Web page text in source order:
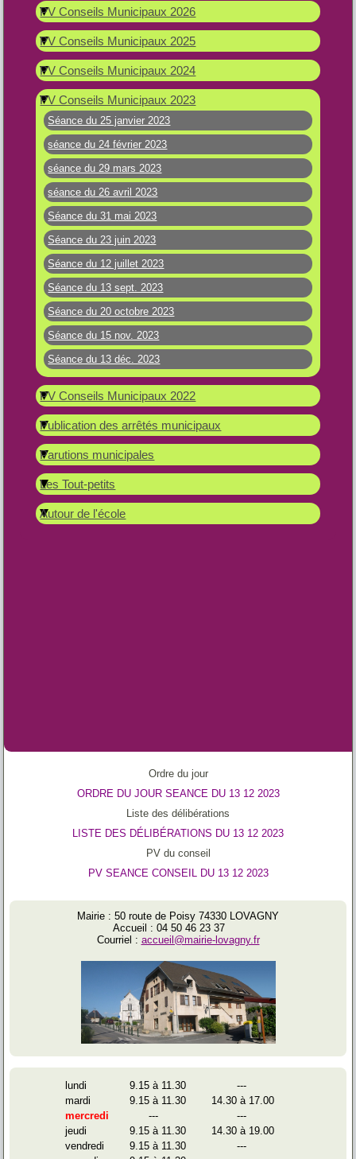
PV Conseils Municipaux 2026
PV Conseils Municipaux 2025
PV Conseils Municipaux 2024
PV Conseils Municipaux 2023
Séance du 25 janvier 2023
séance du 24 février 2023
séance du 29 mars 2023
séance du 26 avril 2023
Séance du 31 mai 2023
Séance du 23 juin 2023
Séance du 12 juillet 2023
Séance du 13 sept. 2023
Séance du 20 octobre 2023
Séance du 15 nov. 2023
Séance du 13 déc. 2023
PV Conseils Municipaux 2022
Publication des arrêtés municipaux
Parutions municipales
Les Tout-petits
Autour de l'école
Ordre du jour
ORDRE DU JOUR SEANCE DU 13 12 2023
Liste des délibérations
LISTE DES DÉLIBÉRATIONS DU 13 12 2023
PV du conseil
PV SEANCE CONSEIL DU 13 12 2023
Mairie : 50 route de Poisy 74330 LOVAGNY
Accueil : 04 50 46 23 37
Courriel : accueil@mairie-lovagny.fr
lundi 9.15 à 11.30
---
mardi
9.15 à 11.30
14.30 à 17.00
mercredi
---
---
jeudi
9.15 à 11.30
14.30 à 19.00
vendredi
9.15 à 11.30
---